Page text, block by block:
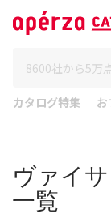
カタログ特集
ヴァイ
一覧